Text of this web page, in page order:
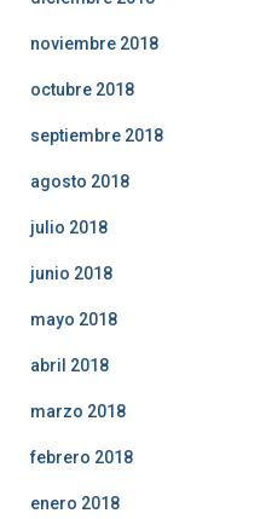
noviembre 2018
octubre 2018
septiembre 2018
agosto 2018
julio 2018
junio 2018
mayo 2018
abril 2018
marzo 2018
febrero 2018
enero 2018